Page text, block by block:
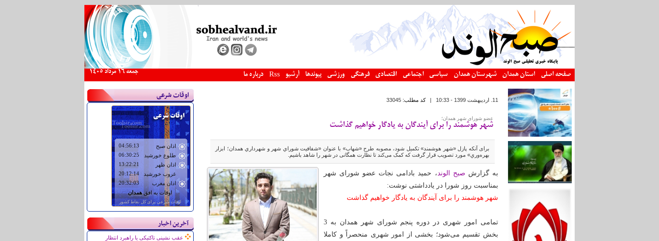
صفحه اصلی استان همدان شهرستان همدان سیاسی اجتماعی اقتصادی فرهنگی ورزشی پیوندها آرشیو Rss درباره ما جمعه 16 مرداد 1405
اوقات شرعی
آخرین اخبار
عقب نشینی تاکتیکی یا راهبرد انتظار
11. ارديبهشت 1399 - 10:33 |کد مطلب:33045
عضو شورای شهر همدان؛
شهر هوشمند را برای آیندگان به یادگار خواهیم گذاشت
برای آنکه پازل «شهر هوشمند» تکمیل‌ شود، مصوبه طرح‌ «شهاب» با عنوان «شفافيت شوراي شهر و شهرداري همدان؛ ابزار
بهره‌‌وري» مورد تصویب قرار گرفت که کمک می‌کند تا نظارت همگانی در شهر را شاهد باشیم.
به گزارش صبح الوند ، حمید بادامی نجات عضو شورای شهر
بمناسبت روز شورا در یادداشتی نوشت:
شهر هوشمند را برای آیندگان به یادگار خواهیم گذاشت
تمامی امور شهری در دوره پنجم شورای شهر همدان به 3
بخش تقسیم می‌شود؛ بخشی از امور شهری منحصراً و کاملا